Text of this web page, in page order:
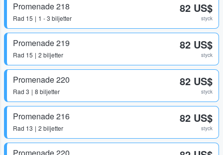
Promenade 218
Rad 15 1 - 3 biljetter
82 US$
styck
Promenade 219
Rad 15 2 biljetter
82 US$
styck
Promenade 220
Rad 3 8 biljetter
82 US$
styck
Promenade 216
Rad 13 2 biljetter
82 US$
styck